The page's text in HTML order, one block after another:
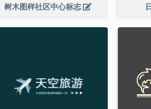
树木图样社区中心标志